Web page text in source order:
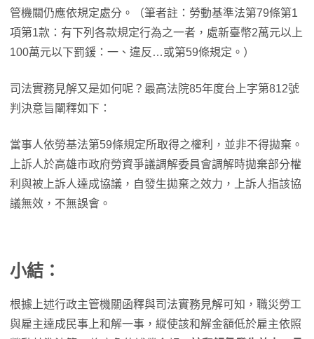
管機關仍應依規定處分。（筆者註：勞動基準法第79條第1
項第1款：有下列各款規定行為之一者，處新臺幣2萬元以上
100萬元以下罰鍰：一、違反…或第59條規定。）
司法實務見解又是如何呢？最高法院85年度台上字第812號
判決意旨闡釋如下：
當事人依勞基法第59條規定所取得之權利，並非不得拋棄。
上訴人於高雄市政府勞資爭議調解委員會調解時拋棄部分權
利與被上訴人達成協議，自發生拋棄之效力，上訴人指該協
議無效，不無誤會。
小結：
根據上述行政主管機關函釋與司法實務見解可知，職災勞工
與雇主達成民事上和解一事，縱使該和解金額低於雇主依照